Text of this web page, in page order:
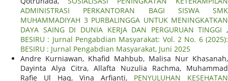
ADMINISTRASI PERKANTORAN BAGI SISWA SMK
MUHAMMADIYAH 3 PURBALINGGA UNTUK MENINGKATKAN
DAYA SAING DI DUNIA KERJA DAN PERGURUAN TINGGI ,
BESIRU : Jurnal Pengabdian Masyarakat: Vol. 2 No. 6 (2025):
BESIRU : Jurnal Pengabdian Masyarakat, Juni 2025
Andre Kurniawan, Khafid Mahbub, Malisa Nur Khasanah,
Dayinta Alya Citra, Allafta Nuzulia Rachma, Muhammad
Rafie Ul Haq, Vina Arfianti, PENYULUHAN KESEHATAN